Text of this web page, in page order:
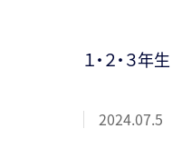
１・２・３
2024.07.5